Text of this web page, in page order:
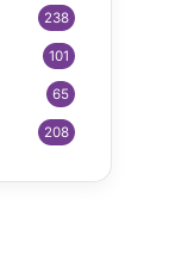
238
101
65
208